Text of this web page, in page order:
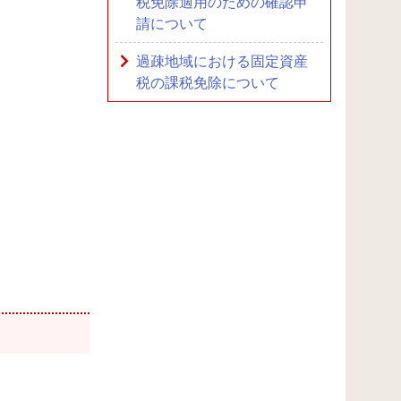
請について
過疎地域における固定資産
税の課税免除について